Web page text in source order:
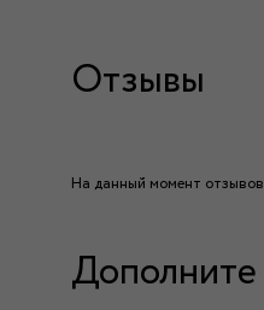
Отзывы
На данный момент
Дополните